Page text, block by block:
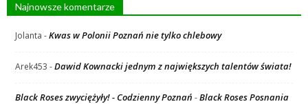
Najnowsze komentarze
Jolanta -Kwas w Polonii Poznań nie tylko chlebowy
Arek453 -Dawid Kownacki jednym z największych talentów świata!
Black Roses zwyciężyły! - Codzienny Poznań -Black Roses Posnania